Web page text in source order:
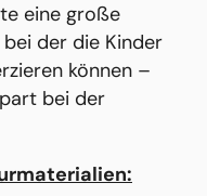
eine große
der die Kinder
können –
bei der